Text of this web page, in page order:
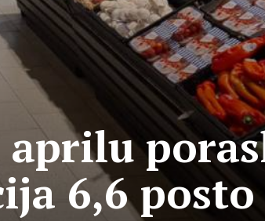
aprilu
6,6 posto